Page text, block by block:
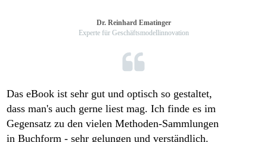
Dr. Reinhard Ematinger
Experte für Geschäftsmodellinnovation
Das eBook ist sehr gut und optisch so gestaltet,
dass man's auch gerne liest mag. Ich finde es im
Gegensatz zu den vielen Methoden-Sammlungen
in Buchform - sehr gelungen und verständlich.